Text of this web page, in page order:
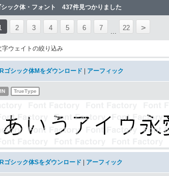
シック体・フォント 437件見つかりました
2 3 4 5 6 7 ... 22 >
字ウェイトの絞り込み
ゴシック体Mをダウンロード アーフィック
TrueType
ゴシック体Sをダウンロード アーフィック